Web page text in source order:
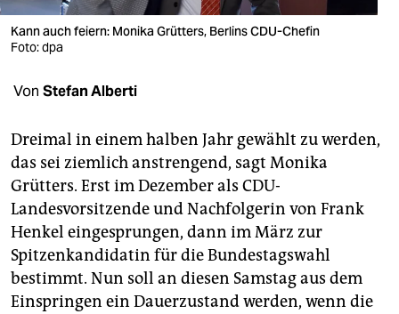
verlag
verlag
veranstaltungen
fragen & hilfe
unterstützen
abo
genossenschaft
epaper login
Kann auch feiern: Monika Grütters, Berlins CDU-Chefin
Foto: dpa
Von Stefan Alberti
Dreimal in einem halben Jahr gewählt zu werden,
das sei ziemlich anstrengend, sagt Monika
Grütters. Erst im Dezember als CDU-
Landesvorsitzende und Nachfolgerin von Frank
Henkel eingesprungen, dann im März zur
Spitzenkandidatin für die Bundestagswahl
bestimmt. Nun soll an diesen Samstag aus dem
Einspringen ein Dauerzustand werden, wenn die